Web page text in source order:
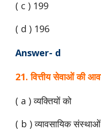
( c ) 199
( d ) 196
Answer- d
21. वित्तीय सेवाओं की
( a ) व्यक्तियों को
( b ) व्यावसायिक